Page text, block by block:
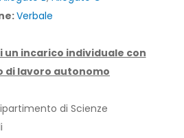
Verbale
incarico individuale con
lavoro autonomo
di Scienze